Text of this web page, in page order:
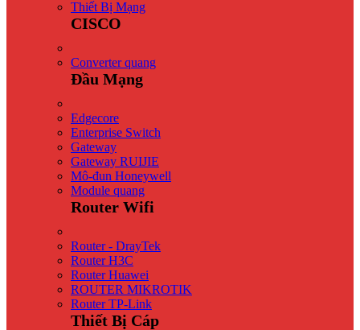
Thiết Bị Mạng
CISCO
Converter quang
Đầu Mạng
Edgecore
Enterprise Switch
Gateway
Gateway RUIJIE
Mô-đun Honeywell
Module quang
Router Wifi
Router - DrayTek
Router H3C
Router Huawei
ROUTER MIKROTIK
Router TP-Link
Thiết Bị Cáp